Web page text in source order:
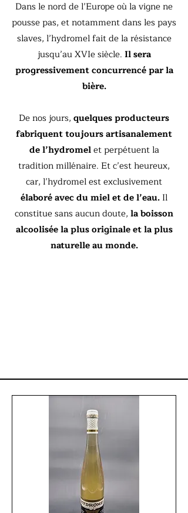
Dans le nord de l’Europe où la vigne ne
pousse pas, et notamment dans les pays
slaves, l’hydromel fait de la résistance
jusqu’au XVIe siècle. Il sera
progressivement concurrencé par la
bière.
De nos jours, quelques producteurs
fabriquent toujours artisanalement
de l’hydromelet perpétuent la
tradition millénaire. Et c’est heureux,
car, l’hydromel est exclusivement
élaboré avec du miel et de l’eau. Il
constitue sans aucun doute, la boisson
alcoolisée la plus originale et la plus
naturelle au monde.